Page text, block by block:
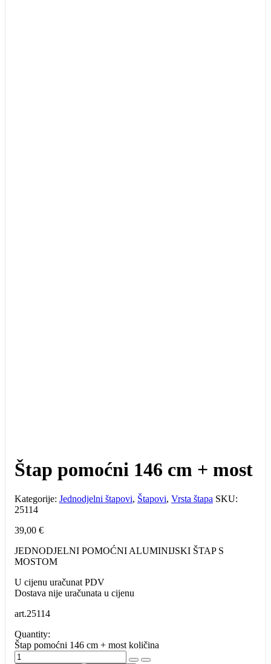
Štap pomoćni 146 cm + most
Kategorije: Jednodjelni štapovi, Štapovi, Vrsta štapa SKU:
25114
39,00 €
JEDNODJELNI POMOĆNI ALUMINIJSKI ŠTAP S
MOSTOM
U cijenu uračunat PDV
Dostava nije uračunata u cijenu
art.25114
Quantity:
Štap pomoćni 146 cm + most količina